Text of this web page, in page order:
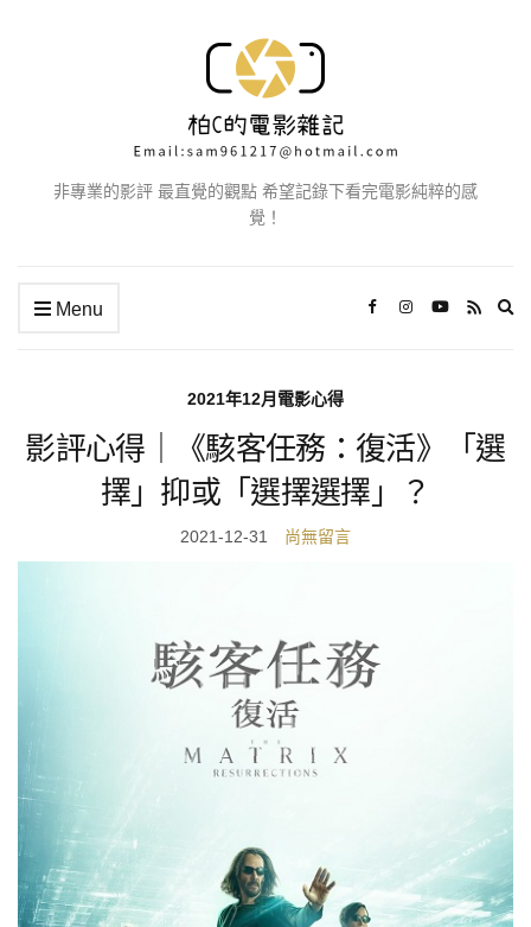
非專業的影評 最直覺的觀點 希望記錄下看完電影純粹的感
覺！
Menu
2021年12月電影心得
影評心得｜《駭客任務：復活》「選
擇」抑或「選擇選擇」？
2021-12-31 尚無留言